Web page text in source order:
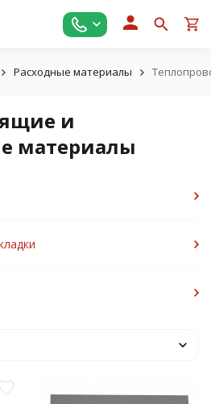
Расходные материалы
и
материалы